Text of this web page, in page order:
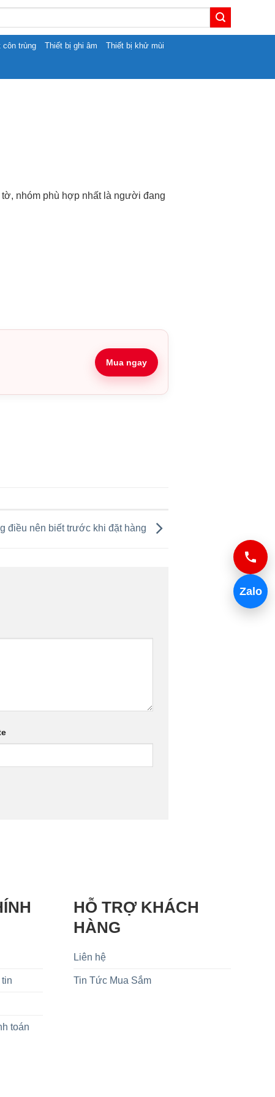
côn trùng Thiết bị ghi âm Thiết bị khử mùi
nhóm phù hợp nhất là người đang
Mua ngay
điều nên biết trước khi đặt hàng
toán
HỖ TRỢ KHÁCH
HÀNG
Liên hệ
Tin Tức Mua Sắm
Zalo